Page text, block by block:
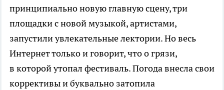
принципиально новую главную сцену, три
площадки с новой музыкой, артистами,
запустили увлекательные лектории. Но весь
Интернет только и говорит, что о грязи,
в которой утопал фестиваль. Погода внесла свои
коррективы и буквально затопила